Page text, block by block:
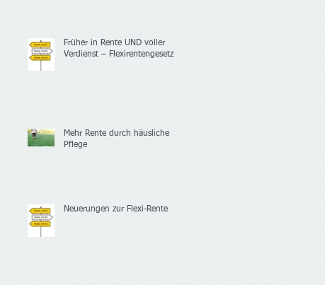
Früher in Rente UND voller
Verdienst – Flexirentengesetz
Mehr Rente durch häusliche
Pflege
Neuerungen zur Flexi-Rente